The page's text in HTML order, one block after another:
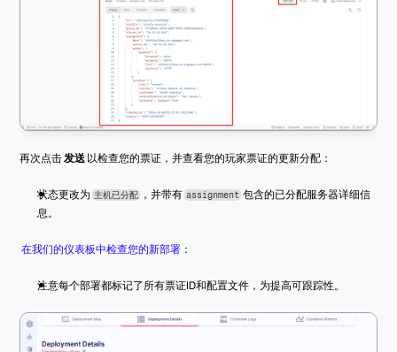
再次点击 发送 以检查您的票证，并查看您的玩家票证的更新分配：
状态更改为 主机已分配 ，并带有 assignment 包含的已分配服务器详细信
息。
在我们的仪表板中检查您的新部署 ：
注意每个部署都标记了所有票证ID和配置文件，为提高可跟踪性。